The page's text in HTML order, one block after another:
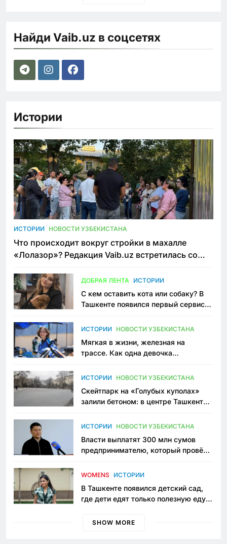
Найди Vaib.uz в соцсетях
Истории
ИСТОРИИ НОВОСТИ УЗБЕКИСТАНА
Что происходит вокруг стройки в махалле
«Лолазор»? Редакция Vaib.uz встретилась со
ДОБРАЯ ЛЕНТА ИСТОРИИ
С кем оставить кота или собаку? В
Ташкенте появился первый сервис
ИСТОРИИ НОВОСТИ УЗБЕКИСТАНА
Мягкая в жизни, железная на
трассе. Как одна девочка
Узбекистане
ИСТОРИИ НОВОСТИ УЗБЕКИСТАНА
Скейтпарк на «Голубых куполах»
залили бетоном: в центре Ташкента
пространство
ИСТОРИИ НОВОСТИ УЗБЕКИСТАНА
Власти выплатят 300 млн сумов
предпринимателю, который провёл
приговору
WOMENS ИСТОРИИ
В Ташкенте появился детский сад,
где дети едят только полезную еду.
просить «кашу без сахара»
SHOW MORE